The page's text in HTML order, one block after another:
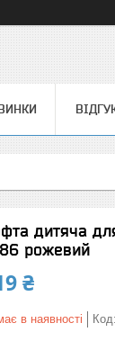
дитяча
рожевий
₴
в наявності Код: